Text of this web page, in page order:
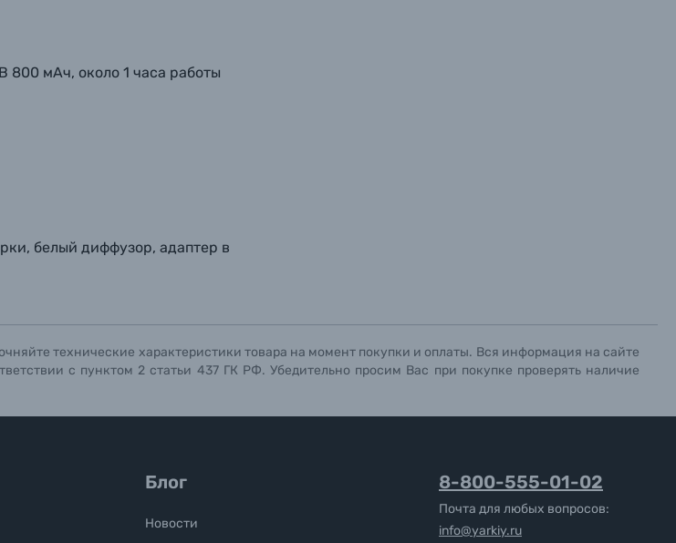
800 мАч, около 1 часа работы
белый диффузор, адаптер в
технические характеристики товара на момент покупки и оплаты. Вся информация на сайте
с пунктом 2 статьи 437 ГК РФ. Убедительно просим Вас при покупке проверять наличие
Блог
Новости
8-800-555-01-02
Почта для любых вопросов:
info@yarkiy.ru